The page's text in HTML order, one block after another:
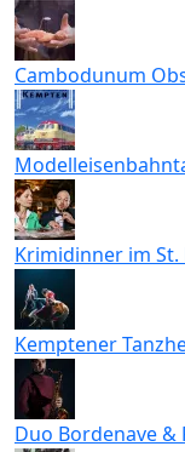
Cambodunum
Krimidinner im St.
Kemptener
Duo Bordenave